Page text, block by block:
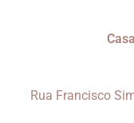
Rua Francisco